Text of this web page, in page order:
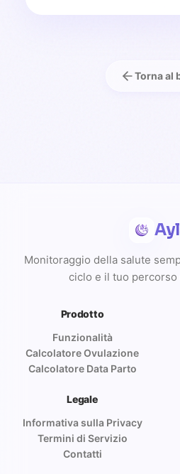
Torna al
Monitoraggio della salute
ciclo e il tuo percorso
Prodotto
Funzionalità
Calcolatore Ovulazione
Calcolatore Data Parto
Legale
Informativa sulla Privacy
Termini di Servizio
Contatti